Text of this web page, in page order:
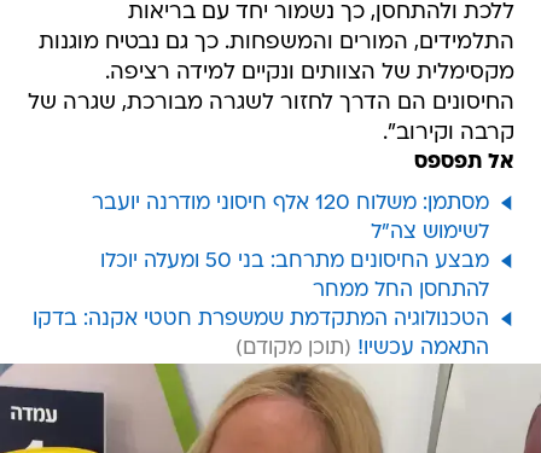
ללכת ולהתחסן, כך נשמור יחד עם בריאות
התלמידים, המורים והמשפחות. כך גם נבטיח מוגנות
מקסימלית של הצוותים ונקיים למידה רציפה.
החיסונים הם הדרך לחזור לשגרה מבורכת, שגרה של
קרבה וקירוב".
אל תפספס
מסתמן: משלוח 120 אלף חיסוני מודרנה יועבר
לשימוש צה"ל
מבצע החיסונים מתרחב: בני 50 ומעלה יוכלו
להתחסן החל ממחר
הטכנולוגיה המתקדמת שמשפרת חטטי אקנה: בדקו
התאמה עכשיו!